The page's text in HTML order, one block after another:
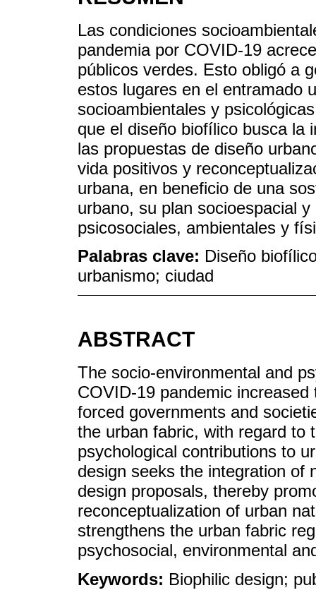
Las condiciones
pandemia por COVID-19
públicos verdes. Esto obligó a
estos lugares en el entramado
socioambientales y
que el diseño biofílico busca la
las propuestas de diseño
vida positivos y
urbana, en beneficio de una
urbano, su plan socioespacial
psicosociales, ambientales y
Palabras clave: Diseño
urbanismo; ciudad
ABSTRACT
The socio-environmental and
COVID-19 pandemic
forced governments and
the urban fabric, with regard to
psychological contributions to
design seeks the integration of
design proposals, thereby
reconceptualization of urban
strengthens the urban fabric
psychosocial, environmental
Keywords: Biophilic design;